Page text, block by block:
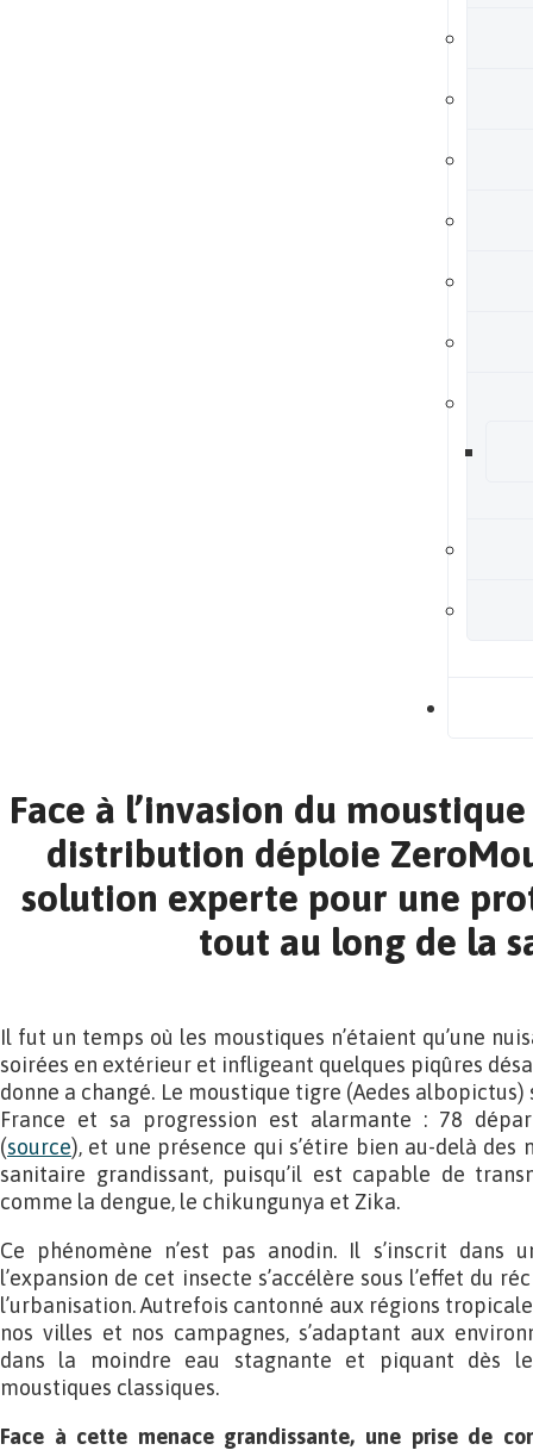
Face à l’invasion du
distribution déploie
solution experte pour une
tout au long de la
Il fut un temps où les moustiques n’étaient qu’une
soirées en extérieur et infligeant quelques piqûres
donne a changé. Le moustique tigre (Aedes
France et sa progression est alarmante : 78
(source), et une présence qui s’étire bien au-delà des
sanitaire grandissant, puisqu’il est capable de
comme la dengue, le chikungunya et Zika.
Ce phénomène n’est pas anodin. Il s’inscrit dans
l’expansion de cet insecte s’accélère sous l’effet du
l’urbanisation. Autrefois cantonné aux régions
nos villes et nos campagnes, s’adaptant aux
dans la moindre eau stagnante et piquant dès
moustiques classiques.
Face à cette menace grandissante, une prise de